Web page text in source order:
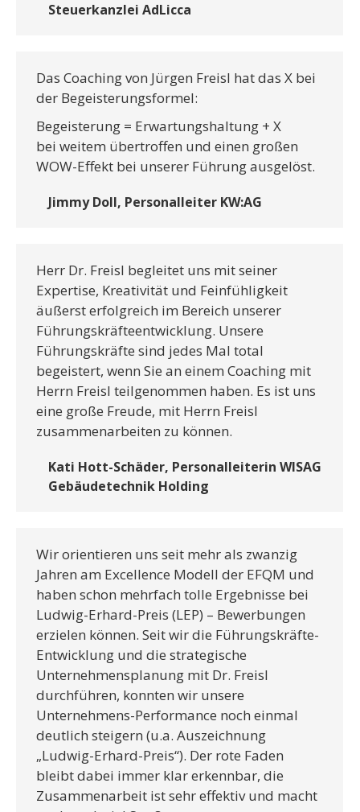
Steuerkanzlei AdLicca
Das Coaching von Jürgen Freisl hat das X bei
der Begeisterungsformel:
Begeisterung = Erwartungshaltung + X
bei weitem übertroffen und einen großen
WOW-Effekt bei unserer Führung ausgelöst.
Jimmy Doll, Personalleiter KW:AG
Herr Dr. Freisl begleitet uns mit seiner
Expertise, Kreativität und Feinfühligkeit
äußerst erfolgreich im Bereich unserer
Führungskräfteentwicklung. Unsere
Führungskräfte sind jedes Mal total
begeistert, wenn Sie an einem Coaching mit
Herrn Freisl teilgenommen haben. Es ist uns
eine große Freude, mit Herrn Freisl
zusammenarbeiten zu können.
Kati Hott-Schäder, Personalleiterin WISAG
Gebäudetechnik Holding
Wir orientieren uns seit mehr als zwanzig
Jahren am Excellence Modell der EFQM und
haben schon mehrfach tolle Ergebnisse bei
Ludwig-Erhard-Preis (LEP) – Bewerbungen
erzielen können. Seit wir die Führungskräfte-
Entwicklung und die strategische
Unternehmensplanung mit Dr. Freisl
durchführen, konnten wir unsere
Unternehmens-Performance noch einmal
deutlich steigern (u.a. Auszeichnung
„Ludwig-Erhard-Preis“). Der rote Faden
bleibt dabei immer klar erkennbar, die
Zusammenarbeit ist sehr effektiv und macht